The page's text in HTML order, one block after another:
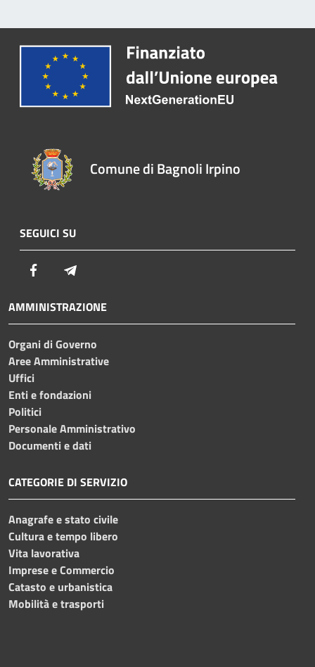
Comune di Bagnoli Irpino
SEGUICI SU
Facebook
AMMINISTRAZIONE
Organi di Governo
Aree Amministrative
Uffici
Enti e fondazioni
Politici
Personale Amministrativo
Documenti e dati
CATEGORIE DI SERVIZIO
Anagrafe e stato civile
Cultura e tempo libero
Vita lavorativa
Imprese e Commercio
Catasto e urbanistica
Mobilità e trasporti